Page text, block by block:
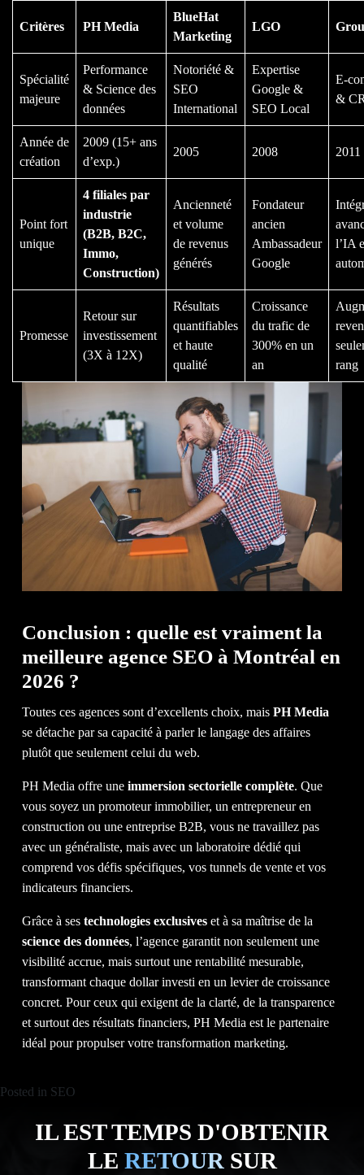
Critères PH Media
BlueHat
Marketing
LGO
Spécialité
majeure
Performance
& Science des
données
Notoriété &
SEO
International
Expertise
Google &
SEO Local
E-
&
Année de
création
2009 (15+ ans
d’exp.)
2005 2008 2011
Point fort
unique
4 filiales par
industrie
(B2B, B2C,
Immo,
Construction)
Ancienneté
et volume
de revenus
générés
Fondateur
ancien
Ambassadeur
Google
l’IA
Promesse
Retour sur
investissement
(3X à 12X)
Résultats
quantifiables
et haute
qualité
Croissance
du trafic de
300% en un
an
rang
Conclusion : quelle est vraiment la
meilleure agence SEO à Montréal en
2026 ?
Toutes ces agences sont d’excellents choix, mais PH Media
se détache par sa capacité à parler le langage des affaires
plutôt que seulement celui du web.
PH Media offre une immersion sectorielle complète. Que
vous soyez un promoteur immobilier, un entrepreneur en
construction ou une entreprise B2B, vous ne travaillez pas
avec un généraliste, mais avec un laboratoire dédié qui
comprend vos défis spécifiques, vos tunnels de vente et vos
indicateurs financiers.
Grâce à ses technologies exclusives et à sa maîtrise de la
science des données, l’agence garantit non seulement une
visibilité accrue, mais surtout une rentabilité mesurable,
transformant chaque dollar investi en un levier de croissance
concret. Pour ceux qui exigent de la clarté, de la transparence
et surtout des résultats financiers, PH Media est le partenaire
idéal pour propulser votre transformation marketing.
Posted in SEO
IL EST TEMPS D'OBTENIR
LE RETOURSUR